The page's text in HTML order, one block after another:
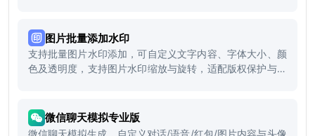
图片批量添加水印
支持批量图片水印添加，可自定义文字内容、字体大小、颜
色及透明度，支持图片水印缩放与旋转，适配版权保护与品
微信聊天模拟专业版
微信聊天模拟生成，自定义对话/语音/红包/图片内容与头像